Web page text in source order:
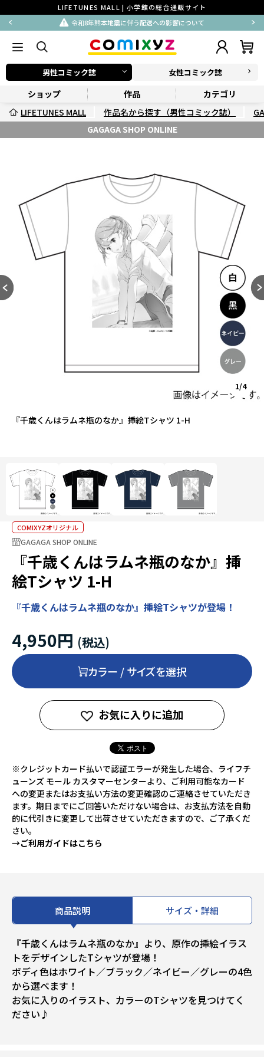
LIFETUNES MALL | 小学館の総合通販サイト
令和8年熊本地震に伴う配送への影響について
男性コミック誌 女性コミック誌
ショップ 作品
カテゴリ
LIFETUNES MALL
作品名から探す（男性コミック誌）
GAGAGA SHOP ONLINE
『千歳くんはラムネ瓶のなか』挿絵Tシャツ 1-H
1/4
COMIXYZオリジナル
GAGAGA SHOP ONLINE
『千歳くんはラムネ瓶のなか』挿
絵Tシャツ 1-H
『千歳くんはラムネ瓶のなか』挿絵Tシャツが登場！
4,950円
カラー / サイズを選択
お気に入りに追加
※クレジットカード払いで認証エラーが発生した場合、ライフチ
ューンズ モール カスタマーセンターより、ご利用可能なカード
への変更またはお支払い方法の変更確認のご連絡させていただき
ます。期日までにご回答いただけない場合は、お支払方法を自動
的に代引きに変更して出荷させていただきますので、ご了承くだ
さい。
→ご利用ガイドはこちら
商品説明 サイズ・詳細
『千歳くんはラムネ瓶のなか』より、原作の挿絵イラス
トをデザインしたTシャツが登場！
ボディ色はホワイト／ブラック／ネイビー／グレーの4色
から選べます！
お気に入りのイラスト、カラーのTシャツを見つけてく
ださい♪